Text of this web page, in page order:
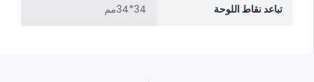
تباعد نقاط اللوحة 34*34مم